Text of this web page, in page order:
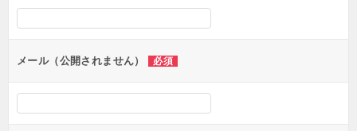
シ
ンメール（公開されません） 必須